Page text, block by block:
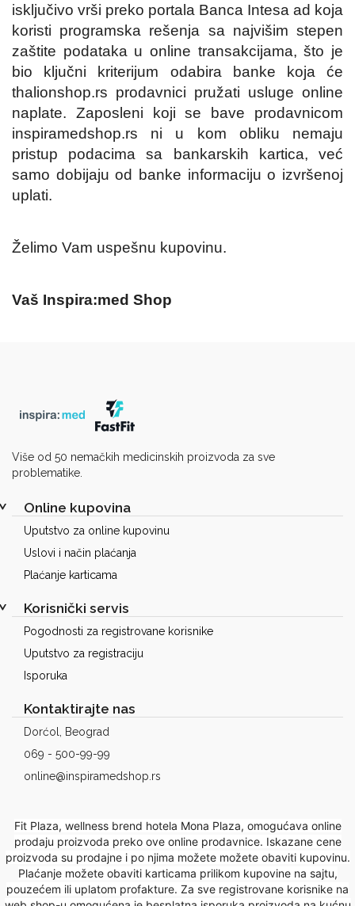
isključivo vrši preko portala Banca Intesa ad koja
koristi programska rešenja sa najvišim stepen
zaštite podataka u online transakcijama, što je
bio ključni kriterijum odabira banke koja će
thalionshop.rs prodavnici pružati usluge online
naplate. Zaposleni koji se bave prodavnicom
inspiramedshop.rs ni u kom obliku nemaju
pristup podacima sa bankarskih kartica, već
samo dobijaju od banke informaciju o izvršenoj
uplati.
Želimo Vam uspešnu kupovinu.
Vaš Inspira:med Shop
Više od 50 nemačkih medicinskih proizvoda za sve
problematike.
Online kupovina
Uputstvo za online kupovinu
Uslovi i način plaćanja
Plaćanje karticama
Korisnički servis
Pogodnosti za registrovane korisnike
Uputstvo za registraciju
Isporuka
Kontaktirajte nas
Dorćol, Beograd
069 - 500-99-99
online@inspiramedshop.rs
Fit Plaza, wellness brend hotela Mona Plaza, omogućava online
prodaju proizvoda preko ove online prodavnice. Iskazane cene
proizvoda su prodajne i po njima možete možete obaviti kupovinu.
Plaćanje možete obaviti karticama prilikom kupovine na sajtu,
pouzećem ili uplatom profakture. Za sve registrovane korisnike na